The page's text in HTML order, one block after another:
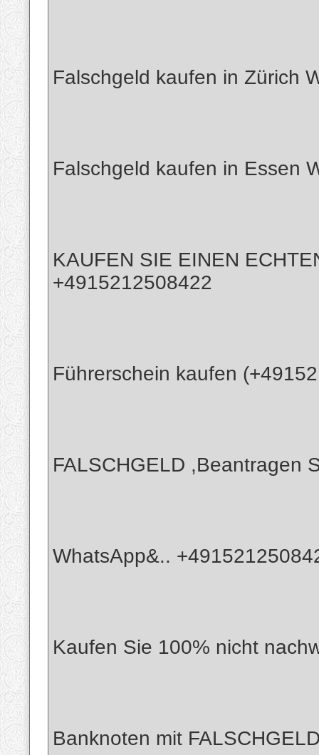
Falschgeld kaufen in Zürich
Falschgeld kaufen in Essen
KAUFEN SIE EINEN
+4915212508422
Führerschein kaufen
FALSCHGELD ,Beantragen
WhatsApp&..
Kaufen Sie 100% nicht
Banknoten mit